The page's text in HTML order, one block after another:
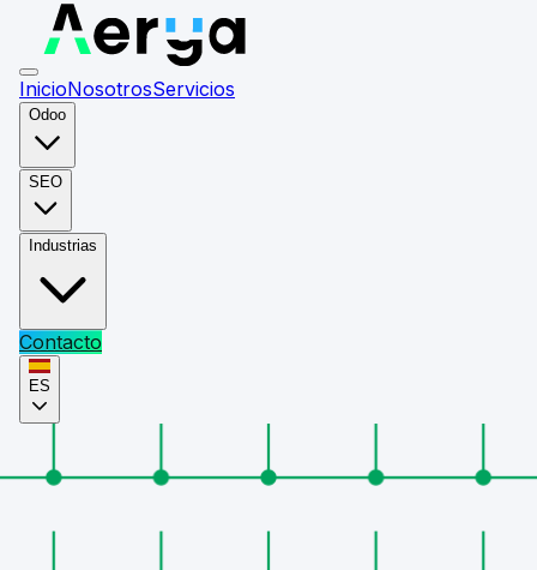
InicioNosotrosServicios
Odoo
SEO
Industrias
Contacto
ES